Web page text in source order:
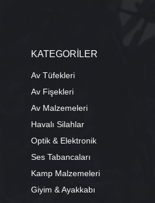
KATEGORİLER
Av Tüfekleri
Av Fişekleri
Av Malzemeleri
Havalı Silahlar
Optik & Elektronik
Ses Tabancaları
Kamp Malzemeleri
Giyim & Ayakkabı